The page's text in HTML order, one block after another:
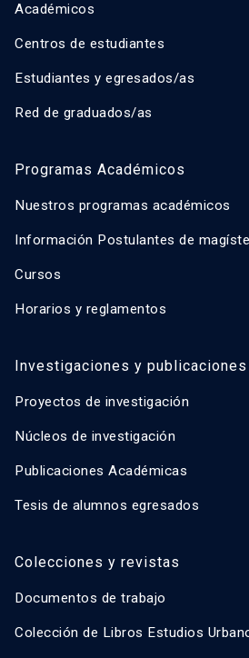
Académicos
Centros de estudiantes
Estudiantes y egresados/as
Red de graduados/as
Programas Académicos
Nuestros programas académicos
Información Postulantes de
Cursos
Horarios y reglamentos
Investigaciones y publicaciones
Proyectos de investigación
Núcleos de investigación
Publicaciones Académicas
Tesis de alumnos egresados
Colecciones y revistas
Documentos de trabajo
Colección de Libros Estudios